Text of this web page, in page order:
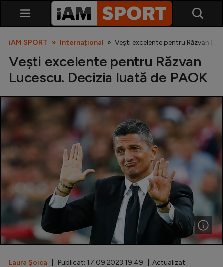
SuperLiga
Liga 2
Cupa României
Echipa Națională
U21
Special
Diverse
iAM SPORT Internațional Vești excelente pentru Răzvan
Vești excelente pentru Răzvan
Lucescu. Decizia luată de PAOK
Laura Șoica | Publicat: 17.09.2023 19:49 | Actualizat: